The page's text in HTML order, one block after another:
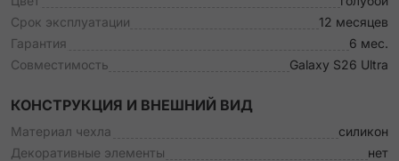
Срок эксплуатации
12 месяцев
Гарантия
6 мес.
Совместимость
Galaxy S26 Ultra
КОНСТРУКЦИЯ И ВНЕШНИЙ ВИД
Материал чехла
силикон
Декоративные элементы
нет